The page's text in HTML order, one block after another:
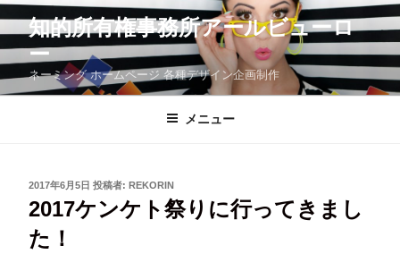
コ
ン
ツ
へ
知的所有権事務所アールビューロ
ー
ネーミング ホームページ 各種デザイン企画制作
メニュー
投
日:
2017年6月5日 投稿者: REKORIN
2017ケンケト祭りに行ってきまし
た！